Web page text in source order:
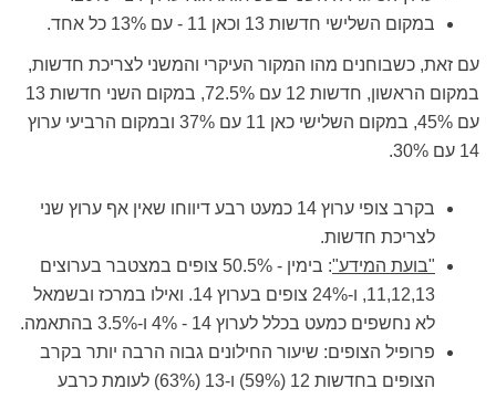
במקום השלישי חדשות 13 וכאן 11 - עם 13% כל אחד.
עם זאת, כשבוחנים מהו המקור העיקרי והמשני לצריכת חדשות,
במקום הראשון, חדשות 12 עם 72.5%, במקום השני חדשות 13
עם 45%, במקום השלישי כאן 11 עם 37% ובמקום הרביעי ערוץ
14 עם 30%.
בקרב צופי ערוץ 14 כמעט רבע דיווחו שאין אף ערוץ שני
לצריכת חדשות.
"בועת המידע"
: בימין - 50.5% צופים במצטבר בערוצים
11,12,13, ו-24% צופים בערוץ 14. ואילו במרכז ובשמאל
לא נחשפים כמעט בכלל לערוץ 14 - 4% ו-3.5% בהתאמה.
פרופיל הצופים: שיעור החילונים גבוה הרבה יותר בקרב
הצופים בחדשות 12 (59%) ו-13 (63%) לעומת כרבע